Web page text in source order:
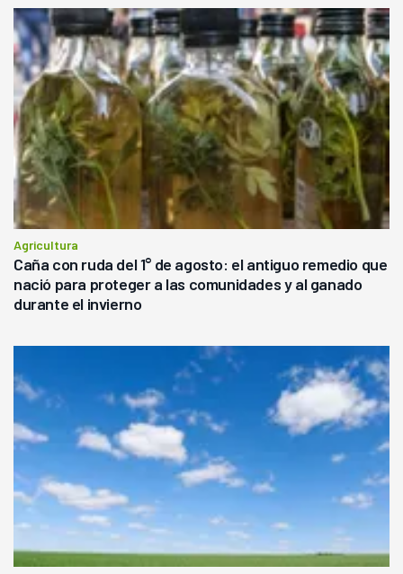
Agricultura
Caña con ruda del 1° de agosto: el antiguo remedio que
nació para proteger a las comunidades y al ganado
durante el invierno